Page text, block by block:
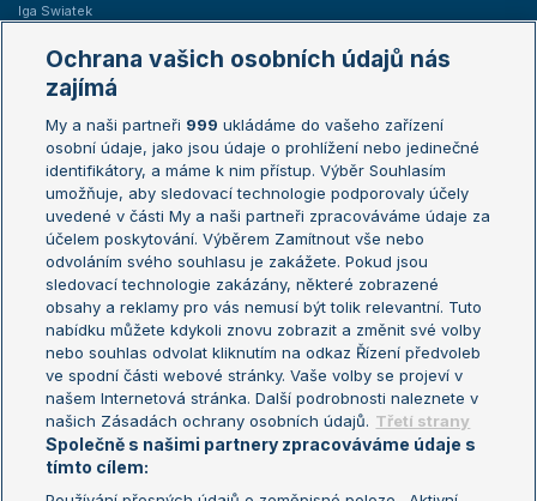
Iga Swiatek
Žebříčky
Žebříček ATP (muži)
Žebříček WTA (ženy)
Sázkařský žebříček
Australian Open
French Open
Wimbledon
US Open
Turnaj mistrů
Turnaj mistryň
Aktualní trendy
Fotbalové přestupy
Livesport Daily
LS Prague Open
Ochrana vašich osobních údajů nás
zajímá
My a naši partneři 999 ukládáme do vašeho zařízení
osobní údaje, jako jsou údaje o prohlížení nebo jedinečné
identifikátory, a máme k nim přístup. Výběr Souhlasím
umožňuje, aby sledovací technologie podporovaly účely
uvedené v části My a naši partneři zpracováváme údaje za
účelem poskytování. Výběrem Zamítnout vše nebo
odvoláním svého souhlasu je zakážete. Pokud jsou
sledovací technologie zakázány, některé zobrazené
obsahy a reklamy pro vás nemusí být tolik relevantní. Tuto
nabídku můžete kdykoli znovu zobrazit a změnit své volby
nebo souhlas odvolat kliknutím na odkaz Řízení předvoleb
ve spodní části webové stránky. Vaše volby se projeví v
našem Internetová stránka. Další podrobnosti naleznete v
našich Zásadách ochrany osobních údajů. Třetí strany
Společně s našimi partnery zpracováváme údaje s
tímto cílem: